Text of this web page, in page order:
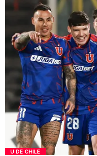
U DE CHILE